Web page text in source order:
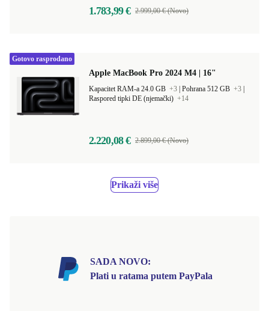
1.783,99 € 2.999,00 € (Novo)
Apple MacBook Pro 2024 M4 | 16"
Kapacitet RAM-a 24.0 GB +3 Pohrana 512 GB +3
Raspored tipki DE (njemački) +14
2.220,08 € 2.899,00 € (Novo)
Gotovo rasprodano
Prikaži više
SADA NOVO:
Plati u ratama putem PayPala